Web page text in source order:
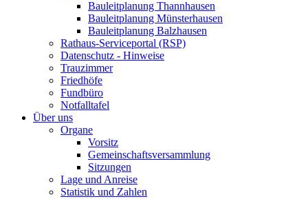
Bauleitplanung Thannhausen
Bauleitplanung Münsterhausen
Bauleitplanung Balzhausen
Rathaus-Serviceportal (RSP)
Datenschutz - Hinweise
Trauzimmer
Friedhöfe
Fundbüro
Notfalltafel
Über uns
Organe
Vorsitz
Gemeinschaftsversammlung
Sitzungen
Lage und Anreise
Statistik und Zahlen